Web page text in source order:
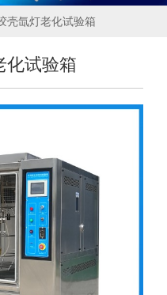
壳氙灯老化试验箱
化试验箱